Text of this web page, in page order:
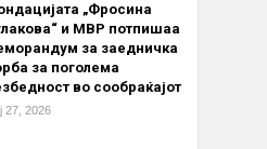
„Фросина
и МВР потпишаа
за заедничка
за поголема
во сообраќајот
27, 2026